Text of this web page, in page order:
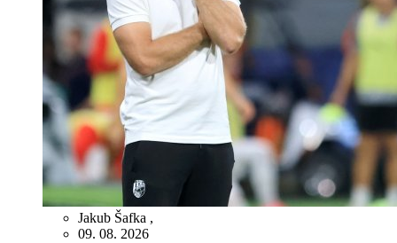
Jakub Šafka ,
09. 08. 2026